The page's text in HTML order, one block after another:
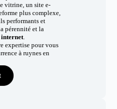
vitrine, un site e-
plus complexe,
performants et
pérennité et la
.
expertise pour vous
à ruynes en